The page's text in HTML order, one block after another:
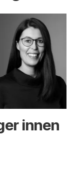
innen